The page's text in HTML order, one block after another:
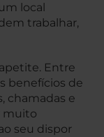
local
trabalhar,
Entre
benefícios de
chamadas e
muito
seu dispor